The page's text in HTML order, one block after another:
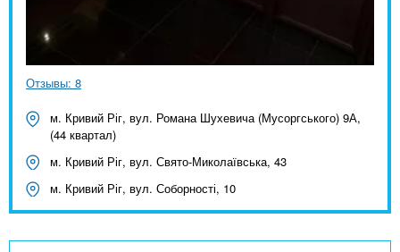
Отзывы: 8
м. Кривий Ріг, вул. Романа Шухевича (Мусоргського) 9А,
(44 квартал)
м. Кривий Ріг, вул. Свято-Миколаївська, 43
м. Кривий Ріг, вул. Соборності, 10